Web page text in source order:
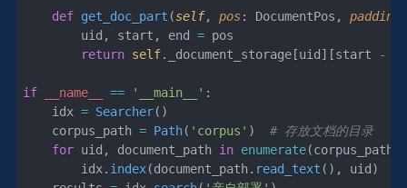
    def
get_doc_part (self, pos: DocumentPos, padding
        uid, start, end
= pos
        return
self._document_storage[uid][start -
if __name__ == '__main__' :
    idx
= Searcher()
    corpus_path
= Path( 'corpus' ) # 存放文档的目录
    for
uid, document_path in enumerate(corpus_path.
        idx.
index(document_path. read_text (), uid)